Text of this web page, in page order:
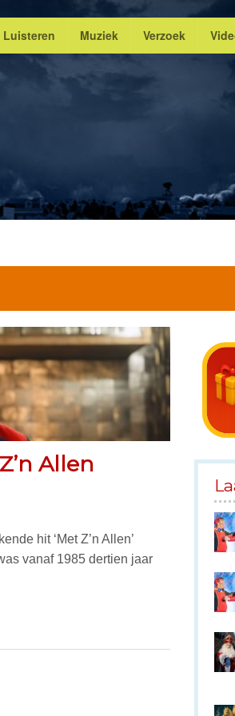
Luisteren Muziek Verzoek
Allen
hit ‘Met Z’n Allen’
vanaf 1985 dertien jaar